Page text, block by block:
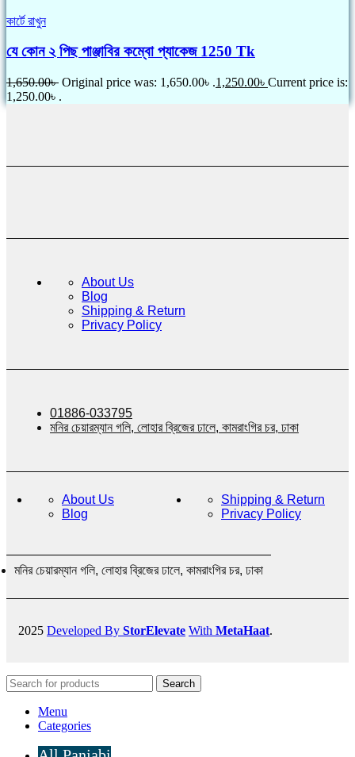
কার্টে রাখুন
যে কোন ২ পিছ পাঞ্জাবির কম্বো প্যাকেজ 1250 Tk
1,650.00৳ Original price was: 1,650.00৳ .1,250.00৳ Current price is:
1,250.00৳ .
About Us
Blog
Shipping & Return
Privacy Policy
01886-033795
মনির চেয়ারম্যান গলি, লোহার ব্রিজের ঢালে, কামরাংগির চর, ঢাকা
About Us
Blog
Shipping & Return
Privacy Policy
মনির চেয়ারম্যান গলি, লোহার ব্রিজের ঢালে, কামরাংগির চর, ঢাকা
2025 Developed By StorElevate With MetaHaat.
Search
Menu
Categories